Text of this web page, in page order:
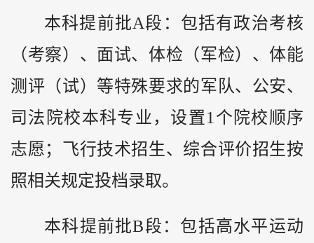
本科提前批A段：包括有政治考核
（考察）、面试、体检（军检）、体能
测评（试）等特殊要求的军队、公安、
司法院校本科专业，设置1个院校顺序
志愿；飞行技术招生、综合评价招生按
照相关规定投档录取。
本科提前批B段：包括高水平运动